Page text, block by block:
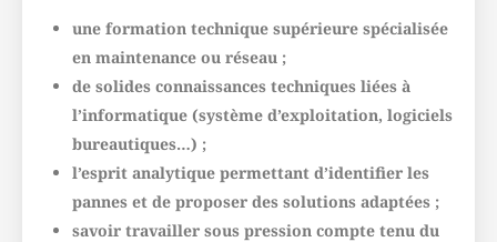
une formation technique supérieure spécialisée
en maintenance ou réseau ;
de solides connaissances techniques liées à
l’informatique (système d’exploitation, logiciels
bureautiques…) ;
l’esprit analytique permettant d’identifier les
pannes et de proposer des solutions adaptées ;
savoir travailler sous pression compte tenu du